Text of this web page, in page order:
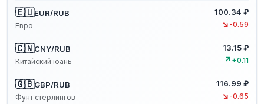
🇪🇺EUR/RUB
Евро
100.34 ₽
↘ -0.59
🇨🇳CNY/RUB
Китайский юань
13.15 ₽
↗ +0.11
🇬🇧GBP/RUB
Фунт стерлингов
116.99 ₽
↘ -0.65